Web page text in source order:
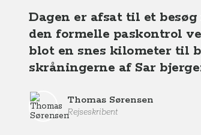
Dagen er afsat til et
den formelle paskontrol
blot en snes kilometer til
skråningerne af Sar
Thomas Sørensen
Rejseskribent